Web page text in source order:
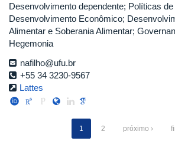
Desenvolvimento dependente; Políticas
Desenvolvimento Econômico;
Alimentar e Soberania Alimentar;
Hegemonia
nafilho@ufu.br
+55 34 3230-9567
Lattes
1 2 próximo ›